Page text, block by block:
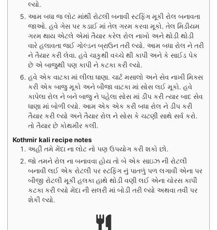
લ્યો.
આમ બધા જ લોટ માંથી રોટલી બનાવી સ્ટફિંગ મૂકી રોલ બનાવતા
જાઓ. હવે ગેસ પર કડાઈ માં તેલ ગરમ કરવા મૂકો. તેલ મિડીયમ
ગરમ થાય એટલે એમાં તૈયાર કરેલ રોલ નાખો અને થોડી થોડી
વારે હલાવતા જઈ ગોલ્ડન બ્રાઉન તરી લ્યો. આમ બધા રોલ ને તરી
ને તૈયાર કરી લેવા. હવે ચાકુથી વચ્ચે થી કાપી અને કે સાઈડ પેક
છે એ બાજુથી પણ કાપી ને કટકા કરી લ્યો.
હવે એક વાટકા માં લીલા ધાણા. ચાર્ટ મસાલો અને સેવ નાખી મિક્સ
કરી એક બાજુ મૂકો અને બીજા વાટકા માં સોસ લઈ મૂકો. હવે
કાપેલા રોલ ને બને બાજુ ને પહેલા સોસ માં ડીપ કરી ત્યાર બાદ સેવ
ધાણા માં બોળી લ્યો. આમ એક એક કરી બધા રોલ ને ડીપ કરી
તૈયાર કરી લ્યો અને તૈયાર રોલ ને સોસ કે ચટણી સાથે સર્વ કરો.
તો તૈયાર છે કોથમીર કલી.
Kothmir kali recipe notes
અહીં તમે મેંદા ના લોટ નો પણ ઉપયોગ કરી શકો છો.
જો તમને રોલ ના બનાવવા હોય તો બે એક સાઇઝ ની રોટલી
બનાવી લઈ એક રોટલી પર સ્ટફિંગ નું પાતળું પળ લગાવી એના પર
બીજી રોટલી મૂકી હલકા હાથે થોડી વણી લઈ એના ચોરસ કાપી
કટકા કરી લ્યો મેંદા ની સલરી માં બોડી તરી લ્યો અથવા તવી પર
શેકી લ્યો.